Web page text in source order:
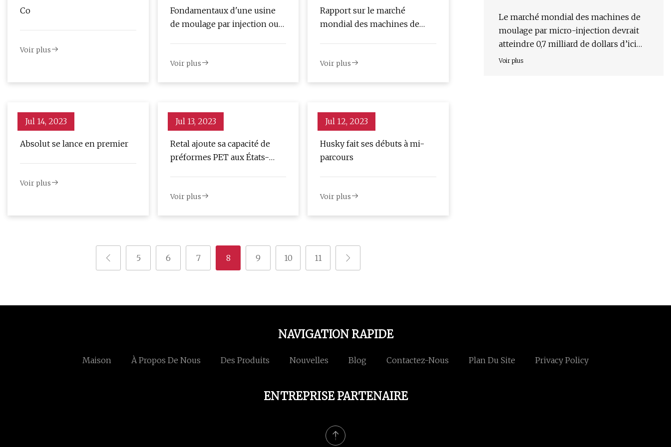
Co
Voir plus
Fondamentaux d'une usine
de moulage par injection ou
Voir plus
Rapport sur le marché
mondial des machines de
Voir plus
Jul 14, 2023
Absolut se lance en premier
Voir plus
Jul 13, 2023
Retal ajoute sa capacité de
préformes PET aux États-
Voir plus
Jul 12, 2023
Husky fait ses débuts à mi-
parcours
Voir plus
5 6 7 8 9 10 11
Le marché mondial des machines de
moulage par micro-injection devrait
atteindre 0,7 milliard de dollars d’ici
2028, avec un TCAC de 9,9 %
Voir plus
NAVIGATION RAPIDE
Maison À Propos De Nous Des Produits Nouvelles Blog Contactez-Nous Plan Du Site Privacy Policy
ENTREPRISE PARTENAIRE